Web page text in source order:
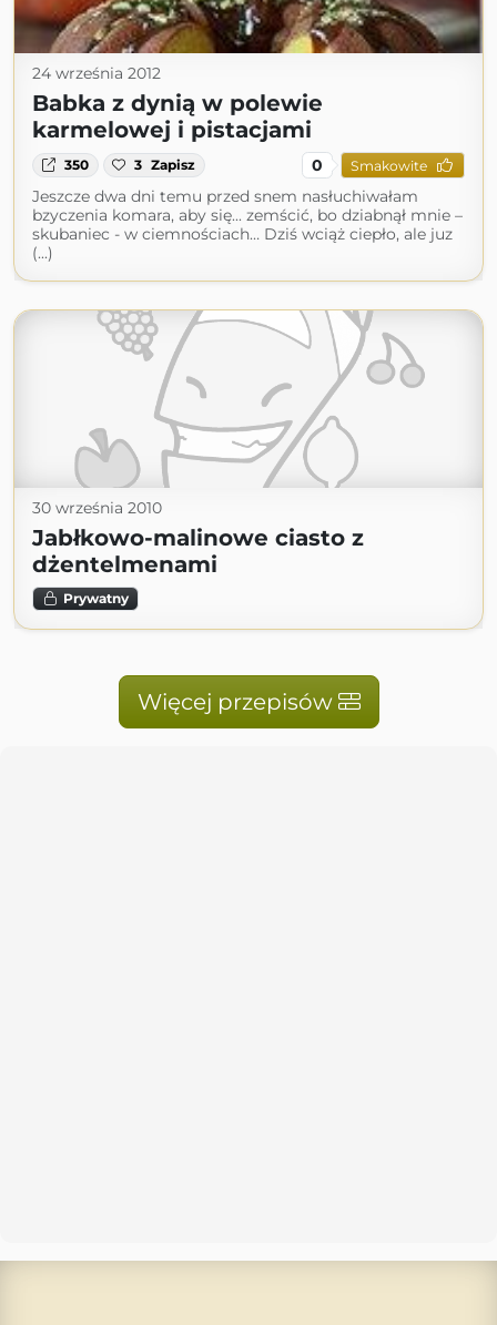
24 września 2012
Babka z dynią w polewie
karmelowej i pistacjami
350 3 Zapisz 0 Smakowite
Jeszcze dwa dni temu przed snem nasłuchiwałam
bzyczenia komara, aby się... zemścić, bo dziabnął mnie –
skubaniec - w ciemnościach… Dziś wciąż ciepło, ale juz
(...)
30 września 2010
Jabłkowo-malinowe ciasto z
dżentelmenami
Prywatny
Więcej przepisów